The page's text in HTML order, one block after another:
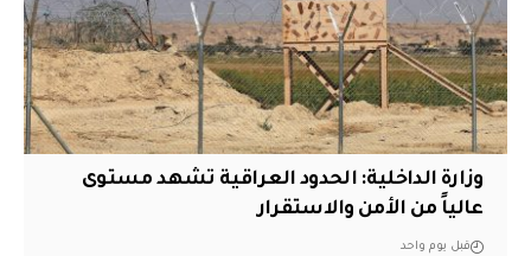
وزارة الداخلية: الحدود العراقية تشهد مستوى
عالياً من الأمن والاستقرار
قبل يوم واحد